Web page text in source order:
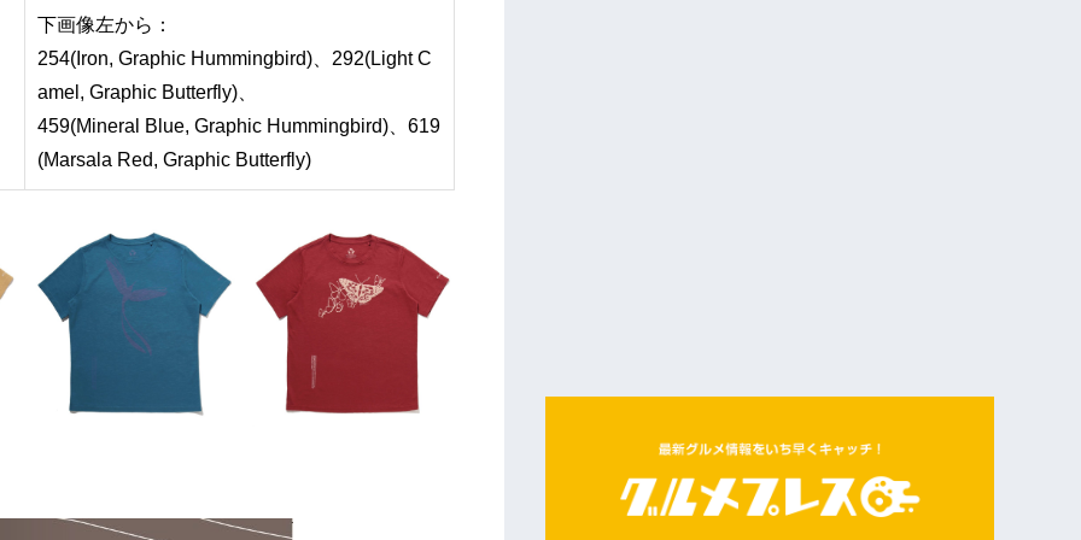
下画像左から：
254(Iron, Graphic Hummingbird)、292(Light C
amel, Graphic Butterfly)、
459(Mineral Blue, Graphic Hummingbird)、619
(Marsala Red, Graphic Butterfly)